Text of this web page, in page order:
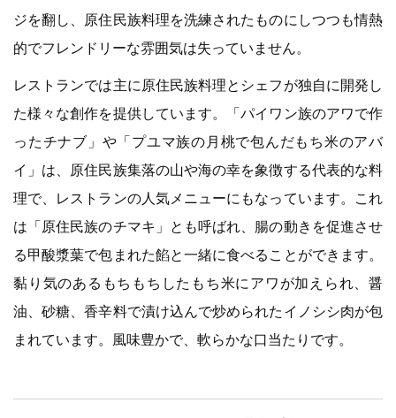
ジを翻し、原住民族料理を洗練されたものにしつつも情熱
的でフレンドリーな雰囲気は失っていません。
レストランでは主に原住民族料理とシェフが独自に開発し
た様々な創作を提供しています。「パイワン族のアワで作
ったチナブ」や「プユマ族の月桃で包んだもち米のアバ
イ」は、原住民族集落の山や海の幸を象徴する代表的な料
理で、レストランの人気メニューにもなっています。これ
は「原住民族のチマキ」とも呼ばれ、腸の動きを促進させ
る甲酸漿葉で包まれた餡と一緒に食べることができます。
黏り気のあるもちもちしたもち米にアワが加えられ、醤
油、砂糖、香辛料で漬け込んで炒められたイノシシ肉が包
まれています。風味豊かで、軟らかな口当たりです。